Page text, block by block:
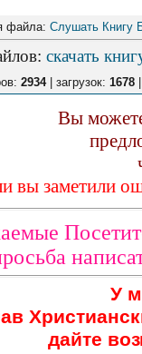
файла: Слушать Книгу
: скачать
2934| загрузок: 1678
Вы
вы заметили
У
дайте